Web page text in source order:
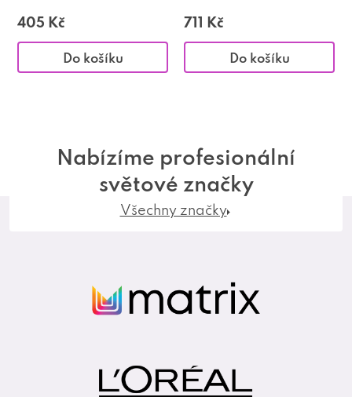
405 Kč
Do košíku
711 Kč
Do košíku
Nabízíme profesionální
světové značky
Všechny značky